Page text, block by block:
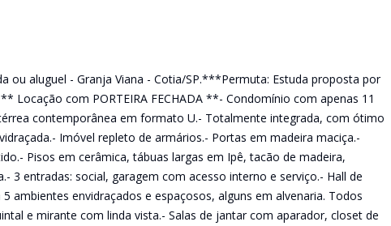
ou aluguel - Granja Viana - Cotia/SP.***Permuta: Estuda proposta por
Locação com PORTEIRA FECHADA **- Condomínio com apenas 11
contemporânea em formato U.- Totalmente integrada, com ótimo
Imóvel repleto de armários.- Portas em madeira maciça.-
Pisos em cerâmica, tábuas largas em Ipê, tacão de madeira,
3 entradas: social, garagem com acesso interno e serviço.- Hall de
ambientes envidraçados e espaçosos, alguns em alvenaria. Todos
e mirante com linda vista.- Salas de jantar com aparador, closet de